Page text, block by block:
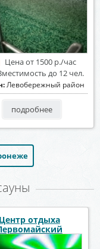
Ценаот 1500 р./час
до 12 чел.
Левобережный район
подробнее
«Foxy» Фокси